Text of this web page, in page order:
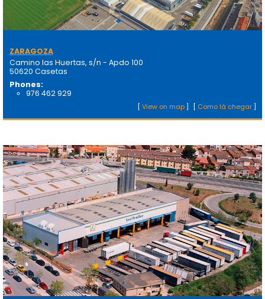
ZARAGOZA
Camino las Huertas, s/n - Apdo 100
50620 Casetas
Phones:
976 462 929
[ Como lá chegar]
[ View on map]